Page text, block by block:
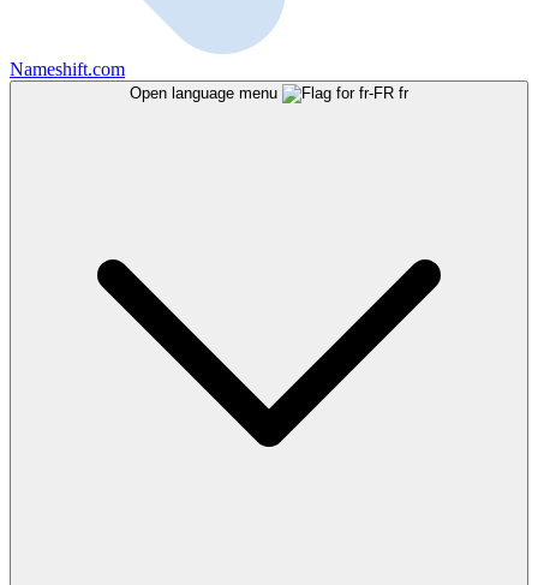
Nameshift.com
Open language menu fr